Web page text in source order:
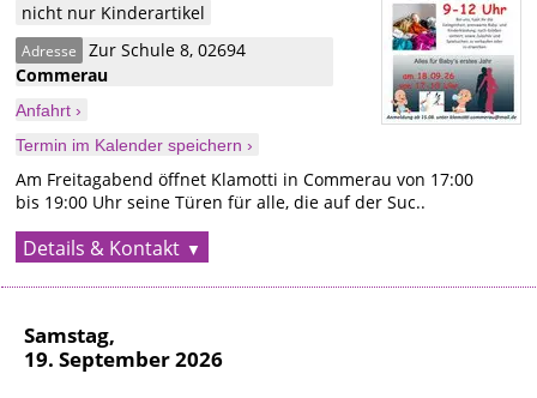
nicht nur Kinderartikel
Adresse Zur Schule 8,02694
Commerau
Anfahrt ›
Termin im Kalender speichern ›
Am Freitagabend öffnet Klamotti in Commerau von 17:00
bis 19:00 Uhr seine Türen für alle, die auf der Suc..
Details & Kontakt
Samstag,
19. September 2026